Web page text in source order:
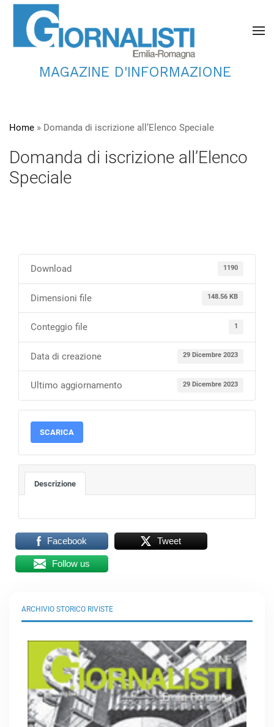
MAGAZINE D'INFORMAZIONE
Home » Domanda di iscrizione all’Elenco Speciale
Domanda di iscrizione all’Elenco
Speciale
Download 1190
Dimensioni file 148.56 KB
Conteggio file 1
Data di creazione 29 Dicembre 2023
Ultimo aggiornamento 29 Dicembre 2023
SCARICA
Descrizione
Facebook Tweet
Follow us
ARCHIVIO STORICO RIVISTE